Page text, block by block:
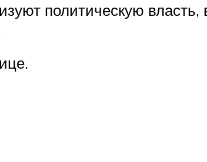
политическую